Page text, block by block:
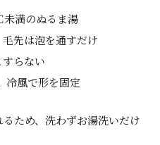
満のぬるま湯
先は泡を通すだけ
らない
冷風で形を固定
ため、洗わずお湯洗いだけ